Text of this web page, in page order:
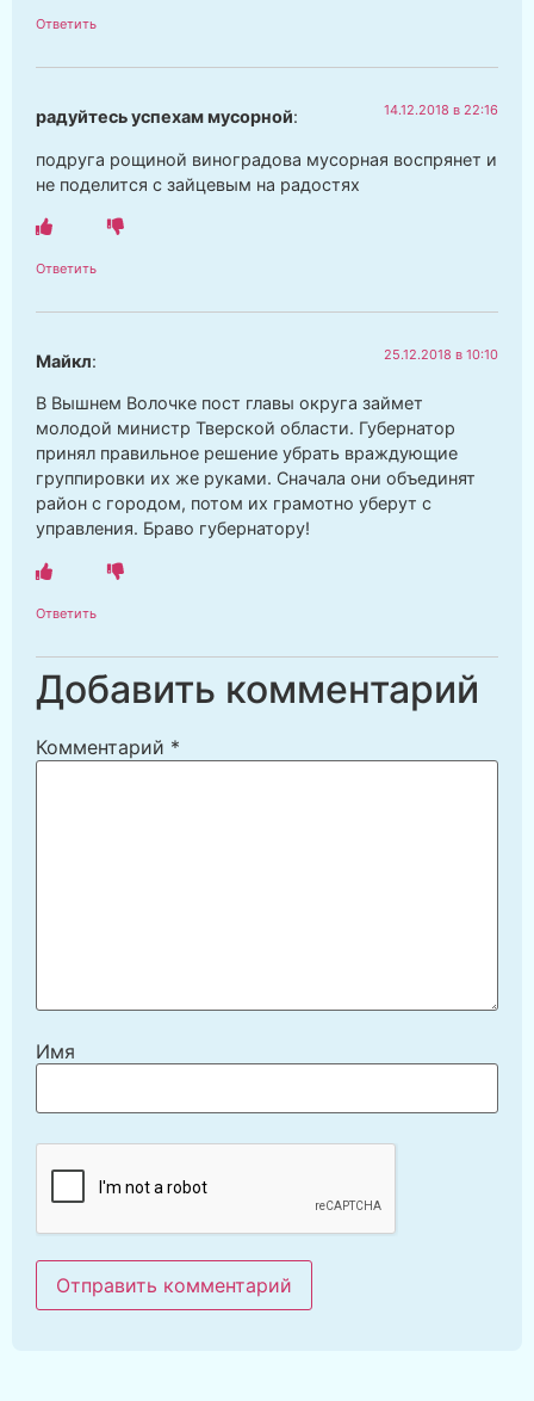
Ответить
радуйтесь успехам мусорной: 14.12.2018 в 22:16
подруга рощиной виноградова мусорная воспрянет и
не поделится с зайцевым на радостях
Ответить
Майкл: 25.12.2018 в 10:10
В Вышнем Волочке пост главы округа займет
молодой министр Тверской области. Губернатор
принял правильное решение убрать враждующие
группировки их же руками. Сначала они объединят
район с городом, потом их грамотно уберут с
управления. Браво губернатору!
Ответить
Добавить комментарий
Комментарий *
Имя